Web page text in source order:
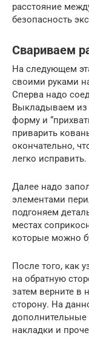
расстояние
безопасность
Свариваем
На следующем
своими руками
Сперва надо
Выкладываем из
форму и
приварить
окончательно,
легко исправить.
Далее надо
элементами
подгоняем
местах
которые можно
После того, как
на обратную
затем верните в
сторону. На
дополнительные
накладки и